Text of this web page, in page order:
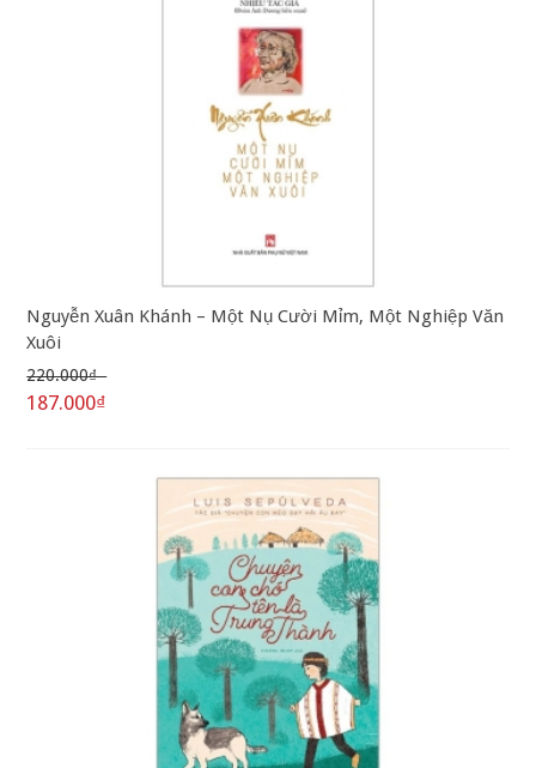
Nguyễn Xuân Khánh – Một Nụ Cười Mỉm, Một Nghiệp Văn
Xuôi
220.000₫
187.000₫